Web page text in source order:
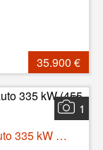
35.900 €
1
Volvo S60 T8 Recharge Plus Bright Auto 335 kW (455 CV)